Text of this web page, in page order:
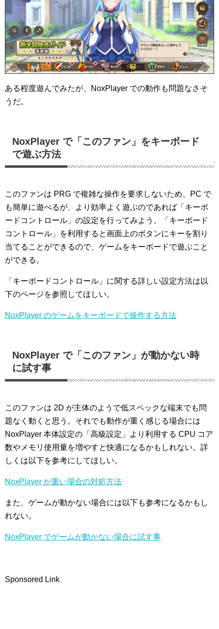
ある程度遊んでみたが、NoxPlayer での動作も問題なさそ
うだ。
NoxPlayer で「このファン」をキーボード
で遊ぶ方法
このファンは PRG で複雑な操作を要求しないため、PC で
も簡単に遊べるが、より効率よく遊ぶのであれば「キーボ
ードコントロール」の設定を行ってみよう。「キーボード
コントロール」を利用すると画面上のボタンにキーを割り
当てることができるので、ゲームをキーボードで遊ぶこと
ができる。
「キーボードコントロール」に関する詳しい設定方法は以
下のページを参照してほしい。
NoxPlayer のゲームをキーボードで操作する方法
NoxPlayer で「このファン」が動かない時
に試す事
このファンは 2D が主体のようで低スペックな端末でも問
題なく動くと思う。それでも動作が重く感じる場合には
NoxPlayer 本体設定の「高級設定」より利用する CPU コア
数やメモリ使用量を増やすと快適になるかもしれない。詳
しくは以下を参考にしてほしい。
NoxPlayer が重い場合の対処方法
また、ゲームが動かない場合には以下も参考になるかもし
れない。
NoxPlayer でゲームが動かない場合に試す事
Sponsored Link